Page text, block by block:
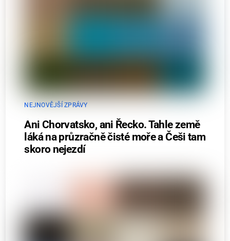
NEJNOVĚJŠÍ ZPRÁVY
Ani Chorvatsko, ani Řecko. Tahle země
láká na průzračně čisté moře a Češi tam
skoro nejezdí